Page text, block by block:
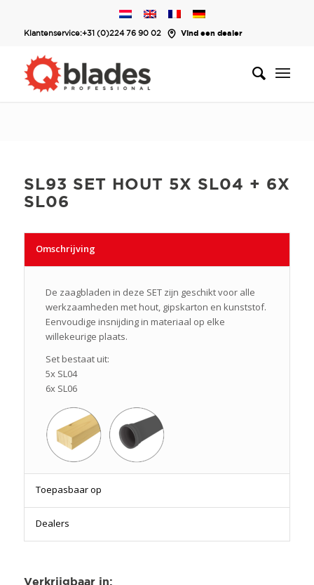
Klantenservice:+31 (0)224 76 90 02 Vind een dealer
SL93 SET HOUT 5X SL04 + 6X
SL06
Omschrijving
De zaagbladen in deze SET zijn geschikt voor alle
werkzaamheden met hout, gipskarton en kunststof.
Eenvoudige insnijding in materiaal op elke
willekeurige plaats.
Set bestaat uit:
5x SL04
6x SL06
Toepasbaar op
Dealers
Verkrijgbaar in: